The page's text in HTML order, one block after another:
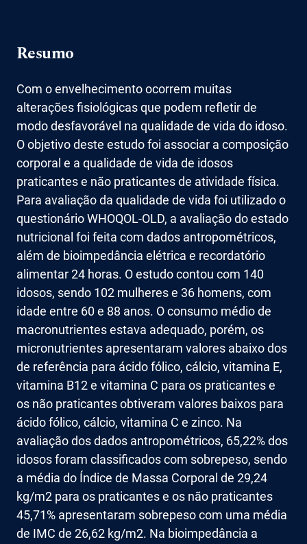
Resumo
Com o envelhecimento ocorrem muitas
alterações fisiológicas que podem refletir de
modo desfavorável na qualidade de vida do idoso.
O objetivo deste estudo foi associar a composição
corporal e a qualidade de vida de idosos
praticantes e não praticantes de atividade física.
Para avaliação da qualidade de vida foi utilizado o
questionário WHOQOL-OLD, a avaliação do estado
nutricional foi feita com dados antropométricos,
além de bioimpedância elétrica e recordatório
alimentar 24 horas. O estudo contou com 140
idosos, sendo 102 mulheres e 36 homens, com
idade entre 60 e 88 anos. O consumo médio de
macronutrientes estava adequado, porém, os
micronutrientes apresentaram valores abaixo dos
de referência para ácido fólico, cálcio, vitamina E,
vitamina B12 e vitamina C para os praticantes e
os não praticantes obtiveram valores baixos para
ácido fólico, cálcio, vitamina C e zinco. Na
avaliação dos dados antropométricos, 65,22% dos
idosos foram classificados com sobrepeso, sendo
a média do Índice de Massa Corporal de 29,24
kg/m2 para os praticantes e os não praticantes
45,71% apresentaram sobrepeso com uma média
de IMC de 26,62 kg/m2. Na bioimpedância a